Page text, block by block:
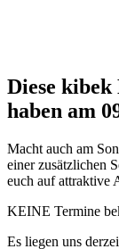
Diese kibek
haben am
Macht auch am
einer zusätzlichen
euch auf attraktive
KEINE Termine
Es liegen uns